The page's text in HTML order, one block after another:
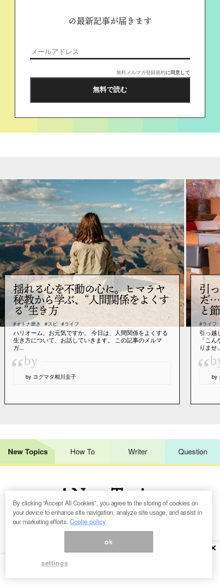
の最新記事が届きます
無料メルマガ登録規約に同意して
揺れる心を不動の心に。ヒマラヤ
秘教から学ぶ、“人間関係をよくす
る”生き方
#オトナ磨き #スピ #ライフ
ハリオーム。お元気ですか。 今日は、人間関係をよくする
生き方について、お話していきます。 この記事のメルマ
ガ...
“by
by ヨグマタ相川圭子
引
だ…
と
#ライフ
引っ越
「こ
りませ
“ by
New Topics How To Writer Question
! New Topics
×
By clicking “Accept All Cookies”, you agree to the storing of cookies on
your device to enhance site navigation, analyze site usage, and assist in
our marketing efforts.Coolie policy
ok
settings